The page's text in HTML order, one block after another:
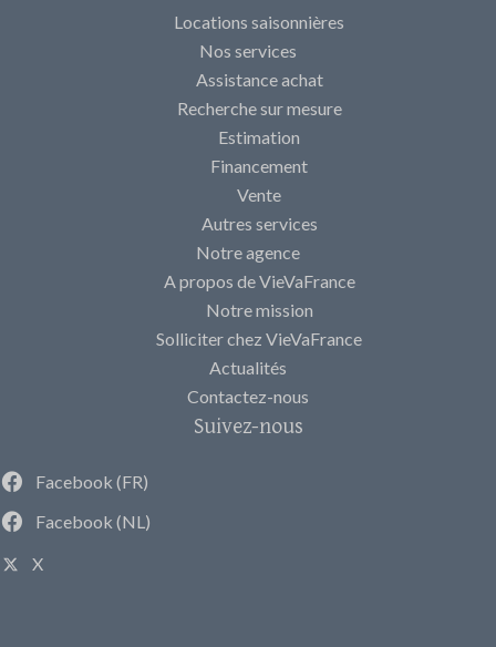
Locations saisonnières
Nos services
Assistance achat
Recherche sur mesure
Estimation
Financement
Vente
Autres services
Notre agence
A propos de VieVaFrance
Notre mission
Solliciter chez VieVaFrance
Actualités
Contactez-nous
Suivez-nous
Facebook (FR)
Facebook (NL)
X